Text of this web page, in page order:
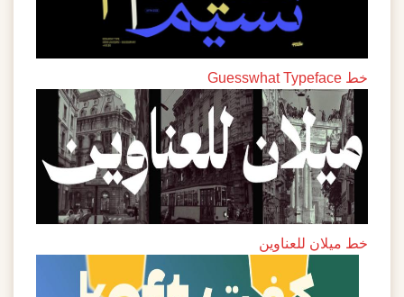
خط Guesswhat Typeface
خط ميلان للعناوين